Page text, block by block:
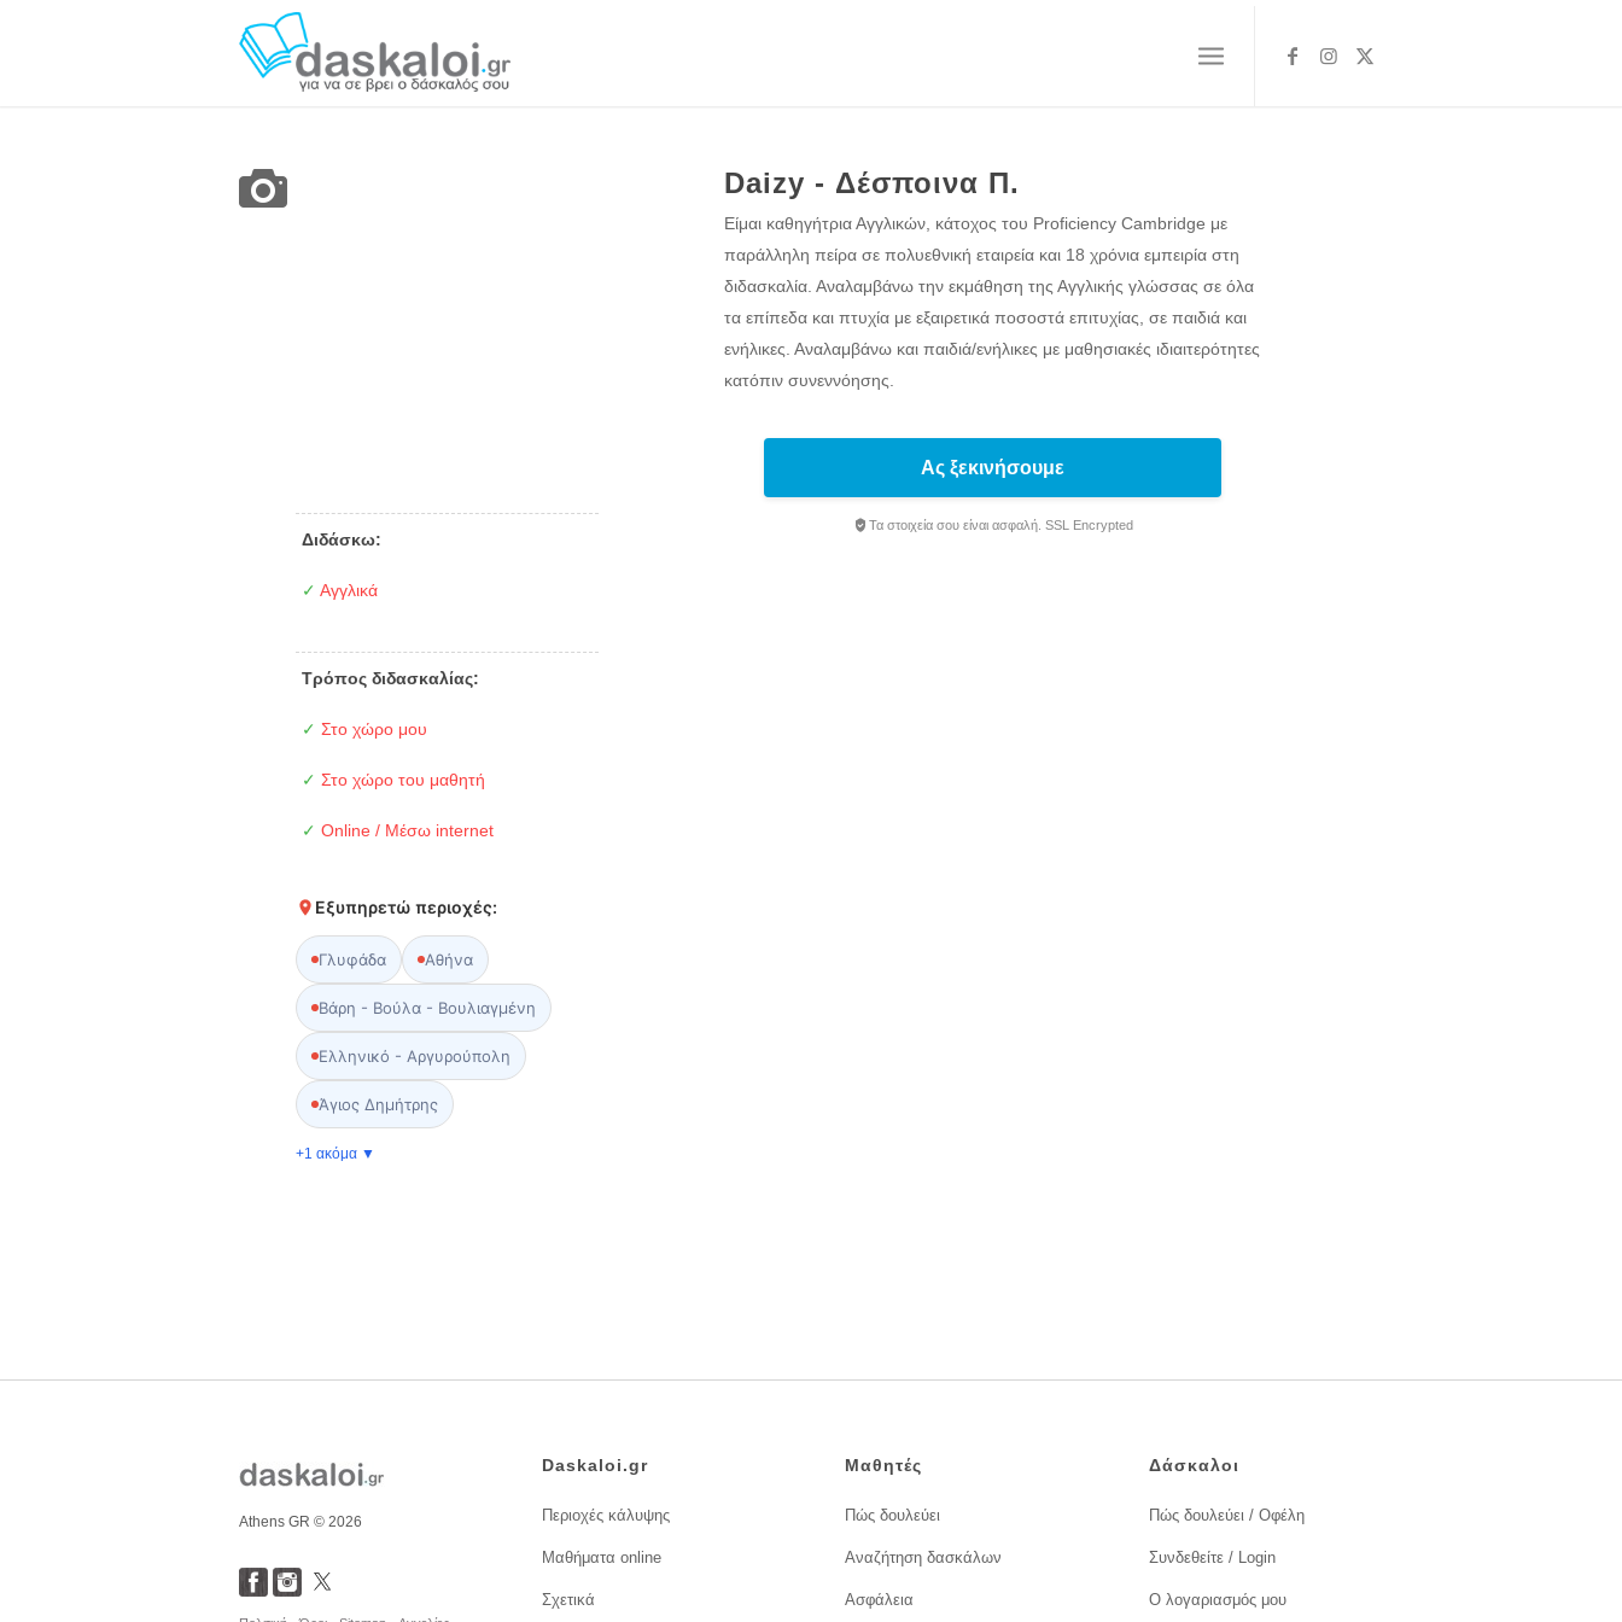
Daizy - Δέσποινα Π.
Είμαι καθηγήτρια Αγγλικών, κάτοχος του Proficiency Cambridge με
παράλληλη πείρα σε πολυεθνική εταιρεία και 18 χρόνια εμπειρία στη
διδασκαλία. Αναλαμβάνω την εκμάθηση της Αγγλικής γλώσσας σε όλα
τα επίπεδα και πτυχία με εξαιρετικά ποσοστά επιτυχίας, σε παιδιά και
ενήλικες. Αναλαμβάνω και παιδιά/ενήλικες με μαθησιακές ιδιαιτερότητες
κατόπιν συνεννόησης.
Διδάσκω:
✓ Αγγλικά
Τρόπος διδασκαλίας:
✓ Στο χώρο μου
✓ Στο χώρο του μαθητή
✓ Online / Μέσω internet
Εξυπηρετώ περιοχές:
Γλυφάδα Αθήνα
Βάρη - Βούλα - Βουλιαγμένη
Ελληνικό - Αργυρούπολη
Άγιος Δημήτρης
+1 ακόμα ▼
Ας ξεκινήσουμε
Τα στοιχεία σου είναι ασφαλή. SSL Encrypted
Athens GR © 2026
Daskaloi.gr
Περιοχές κάλυψης
Μαθήματα online
Σχετικά
Μαθητές
Πώς δουλεύει
Αναζήτηση δασκάλων
Ασφάλεια
Δάσκαλοι
Πώς δουλεύει / Οφέλη
Συνδεθείτε / Login
Ο λογαριασμός μου